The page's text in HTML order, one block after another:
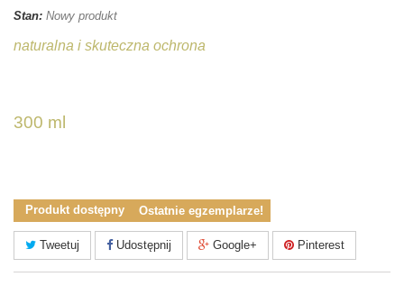
Stan: Nowy produkt
naturalna i skuteczna ochrona
300 ml
Produkt dostępny Ostatnie egzemplarze!
Tweetuj Udostępnij Google+ Pinterest